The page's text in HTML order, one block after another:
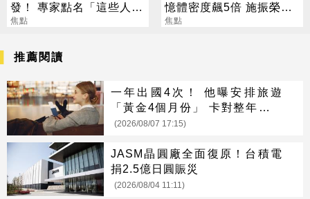
發！ 專家點名「這些人」
別亂拜
焦點
憶體密度飆5倍 施振榮：
半導體迎新革命
焦點
推薦閱讀
一年出國4次！ 他曝安排旅遊
「黃金4個月份」 卡對整年活在
期待中
(2026/08/07 17:15)
JASM晶圓廠全面復原！台積電
捐2.5億日圓賑災
(2026/08/04 11:11)